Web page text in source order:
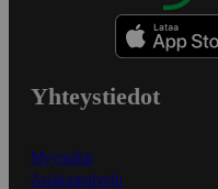
Yhteystiedot
Myymälät
Asiakaspalvelu